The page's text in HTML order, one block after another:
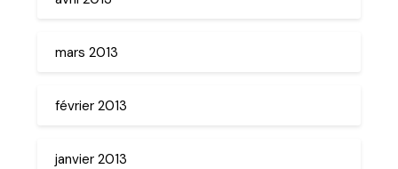
mars 2013
février 2013
janvier 2013